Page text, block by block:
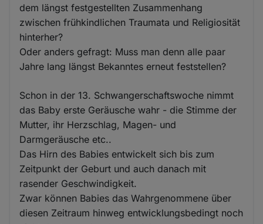
dem längst festgestellten Zusammenhang
zwischen frühkindlichen Traumata und Religiosität
hinterher?
Oder anders gefragt: Muss man denn alle paar
Jahre lang längst Bekanntes erneut feststellen?
Schon in der 13. Schwangerschaftswoche nimmt
das Baby erste Geräusche wahr - die Stimme der
Mutter, ihr Herzschlag, Magen- und
Darmgeräusche etc..
Das Hirn des Babies entwickelt sich bis zum
Zeitpunkt der Geburt und auch danach mit
rasender Geschwindigkeit.
Zwar können Babies das Wahrgenommene über
diesen Zeitraum hinweg entwicklungsbedingt noch